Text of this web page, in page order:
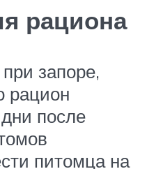
рациона
запоре,
рацион
после
питомца на